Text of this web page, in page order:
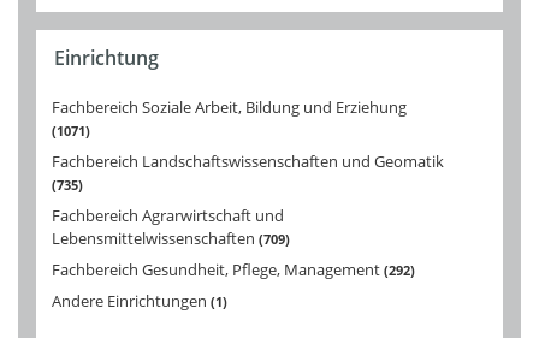
Einrichtung
Fachbereich Soziale Arbeit, Bildung und Erziehung
1071
Fachbereich Landschaftswissenschaften und Geomatik
735
Fachbereich Agrarwirtschaft und
Lebensmittelwissenschaften 709
Fachbereich Gesundheit, Pflege, Management 292
Andere Einrichtungen 1